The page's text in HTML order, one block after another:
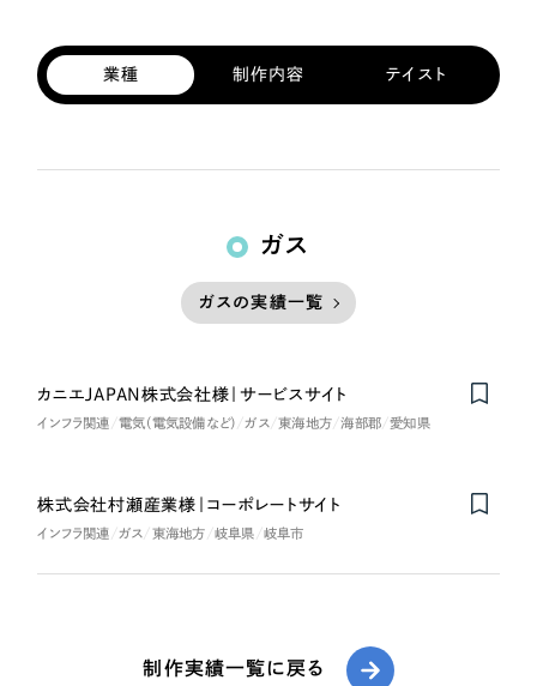
業種 制作内容 テイスト
ガス
ガスの実績一覧
カニエJAPAN株式会社様｜サービスサイト
インフラ関連 電気（電気設備など） ガス 東海地方 海部郡 愛知県
株式会社村瀬産業様｜コーポレートサイト
インフラ関連 ガス 東海地方 岐阜県 岐阜市
制作実績一覧に戻る